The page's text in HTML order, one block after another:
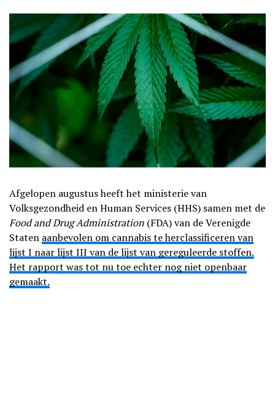
Afgelopen augustus heeft het ministerie van
Volksgezondheid en Human Services (HHS) samen met de
Food and Drug Administration (FDA) van de Verenigde
Staten aanbevolen om cannabis te herclassificeren van
lijst I naar lijst III van de lijst van gereguleerde stoffen.
Het rapport was tot nu toe echter nog niet openbaar
gemaakt.